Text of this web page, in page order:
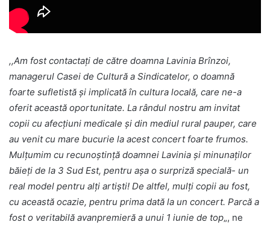
,,Am fost contactați de către doamna Lavinia Brînzoi,
managerul Casei de Cultură a Sindicatelor, o doamnă
foarte sufletistă și implicată în cultura locală, care ne-a
oferit această oportunitate. La rândul nostru am invitat
copii cu afecțiuni medicale și din mediul rural pauper, care
au venit cu mare bucurie la acest concert foarte frumos.
Mulțumim cu recunoștință doamnei Lavinia și minunaților
băieți de la 3 Sud Est, pentru așa o surpriză specială- un
real model pentru alți artiști! De altfel, mulți copii au fost,
cu această ocazie, pentru prima dată la un concert. Parcă a
fost o veritabilă avanpremieră a unui 1 iunie de top„, ne